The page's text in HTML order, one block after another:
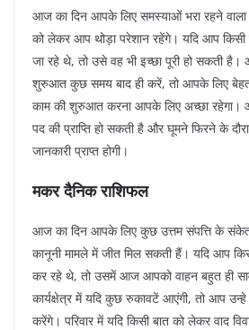
आज का दिन आपके लिए समस्याओं भरा रहने
को लेकर आप थोड़ा परेशान रहेंगे। यदि आप किसी
जा रहे थे, तो उसे वह भी इच्छा पूरी हो सकती
शुरुआत कुछ समय बाद ही करें, तो आपके लिए
काम की शुरुआत करना आपके लिए अच्छा रहेगा।
पद की प्राप्ति हो सकती है और घूमने फिरने के
जानकारी प्राप्त होगी।
मकर दैनिक राशिफल
आज का दिन आपके लिए कुछ उत्तम संपत्ति के
कानूनी मामले में जीत मिल सकती हैं। यदि आप
कर रहे थे, तो उसमें आज आपको वाहन बहुत ही
कार्यक्षेत्र में यदि कुछ रुकावटें आएंगी, तो आप
करेंगे। परिवार में यदि किसी बात को लेकर वाद